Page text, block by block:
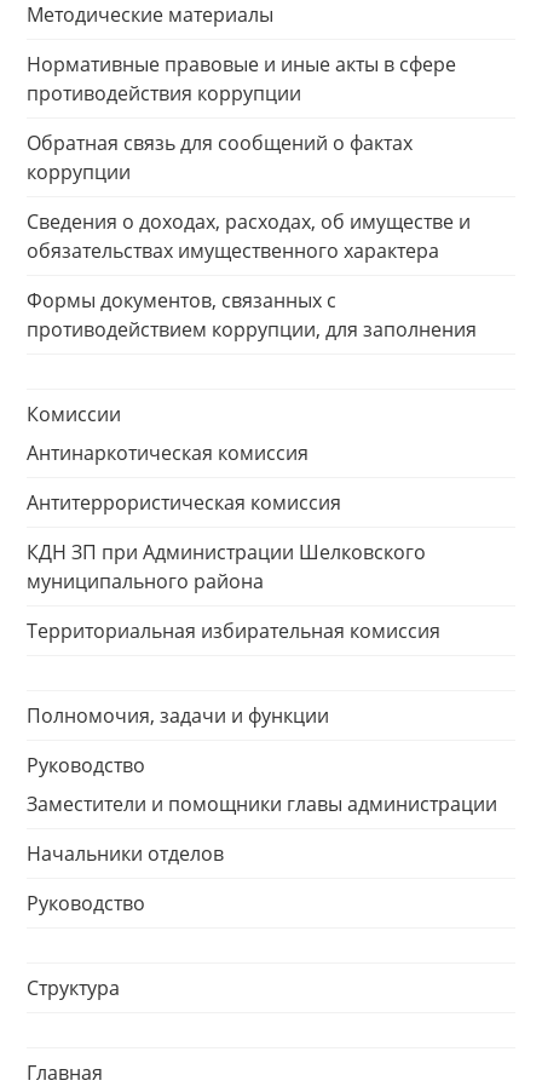
Методические материалы
Нормативные правовые и иные акты в сфере
противодействия коррупции
Обратная связь для сообщений о фактах
коррупции
Сведения о доходах, расходах, об имуществе и
обязательствах имущественного характера
Формы документов, связанных с
противодействием коррупции, для заполнения
Комиссии
Антинаркотическая комиссия
Антитеррористическая комиссия
КДН ЗП при Администрации Шелковского
муниципального района
Территориальная избирательная комиссия
Полномочия, задачи и функции
Руководство
Заместители и помощники главы администрации
Начальники отделов
Руководство
Структура
Главная